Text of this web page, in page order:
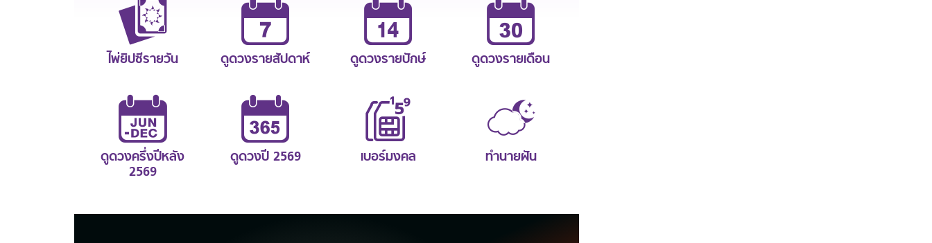
ไพ่ยิปซีรายวัน ดูดวงรายสัปดาห์ ดูดวงรายปักษ์ ดูดวงรายเดือน
ดูดวงครึ่งปีหลัง
2569
ดูดวงปี 2569 เบอร์มงคล ทำนายฝัน